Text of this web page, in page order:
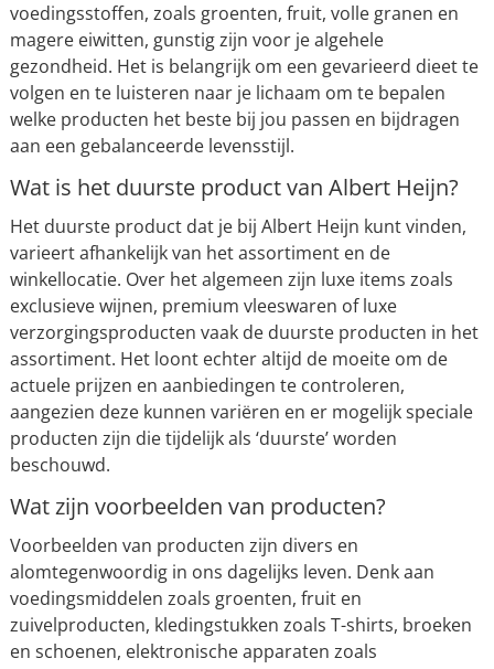
voedingsstoffen, zoals groenten, fruit, volle granen en
magere eiwitten, gunstig zijn voor je algehele
gezondheid. Het is belangrijk om een gevarieerd dieet te
volgen en te luisteren naar je lichaam om te bepalen
welke producten het beste bij jou passen en bijdragen
aan een gebalanceerde levensstijl.
Wat is het duurste product van Albert Heijn?
Het duurste product dat je bij Albert Heijn kunt vinden,
varieert afhankelijk van het assortiment en de
winkellocatie. Over het algemeen zijn luxe items zoals
exclusieve wijnen, premium vleeswaren of luxe
verzorgingsproducten vaak de duurste producten in het
assortiment. Het loont echter altijd de moeite om de
actuele prijzen en aanbiedingen te controleren,
aangezien deze kunnen variëren en er mogelijk speciale
producten zijn die tijdelijk als ‘duurste’ worden
beschouwd.
Wat zijn voorbeelden van producten?
Voorbeelden van producten zijn divers en
alomtegenwoordig in ons dagelijks leven. Denk aan
voedingsmiddelen zoals groenten, fruit en
zuivelproducten, kledingstukken zoals T-shirts, broeken
en schoenen, elektronische apparaten zoals